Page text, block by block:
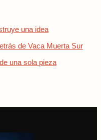
una idea
de Vaca Muerta Sur
una sola pieza